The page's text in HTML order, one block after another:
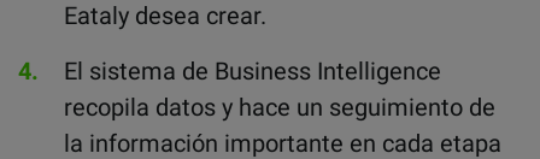
Eataly desea crear.
El sistema de Business Intelligence
recopila datos y hace un seguimiento de
la información importante en cada etapa